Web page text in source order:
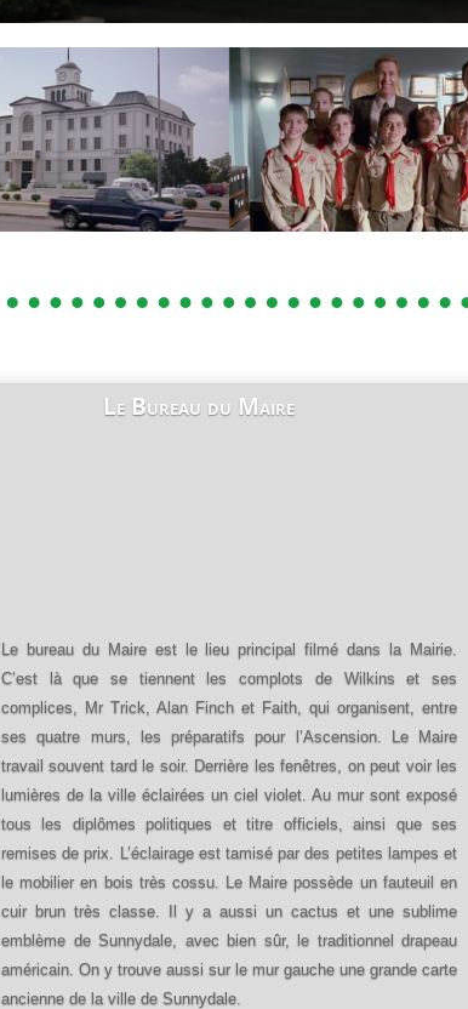
Le Bureau du Maire
Le bureau du Maire est le lieu principal filmé dans la Mairie.
C’est là que se tiennent les complots de Wilkins et ses
complices, Mr Trick, Alan Finch et Faith, qui organisent, entre
ses quatre murs, les préparatifs pour l’Ascension. Le Maire
travail souvent tard le soir. Derrière les fenêtres, on peut voir les
lumières de la ville éclairées un ciel violet. Au mur sont exposé
tous les diplômes politiques et titre officiels, ainsi que ses
remises de prix. L’éclairage est tamisé par des petites lampes et
le mobilier en bois très cossu. Le Maire possède un fauteuil en
cuir brun très classe. Il y a aussi un cactus et une sublime
emblème de Sunnydale, avec bien sûr, le traditionnel drapeau
américain. On y trouve aussi sur le mur gauche une grande carte
ancienne de la ville de Sunnydale.